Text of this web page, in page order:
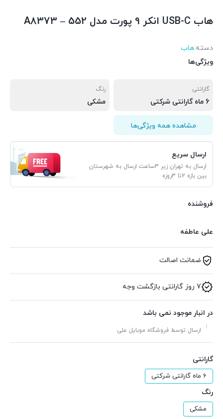
هاب USB-C انکر 9 پورت مدل A8373 – 552
دسته:هاب
ویژگی‌ها
گارانتی
6 ماه گارانتی شرکتی
رنگ
مشکی
مشاهده همه ویژگی‌ها
ارسال سریع
ارسال به تهران زیر 3ساعت ارسال به شهرستان
بین بازه 2تا 3روزه
فروشنده
علی عاطفه
ضمانت اصالت
7 روز گارانتی بازگشت وجه
در انبار موجود نمی باشد
ارسال توسط فروشگاه موبایل علی
گارانتی
6 ماه گارانتی شرکتی
رنگ
مشکی